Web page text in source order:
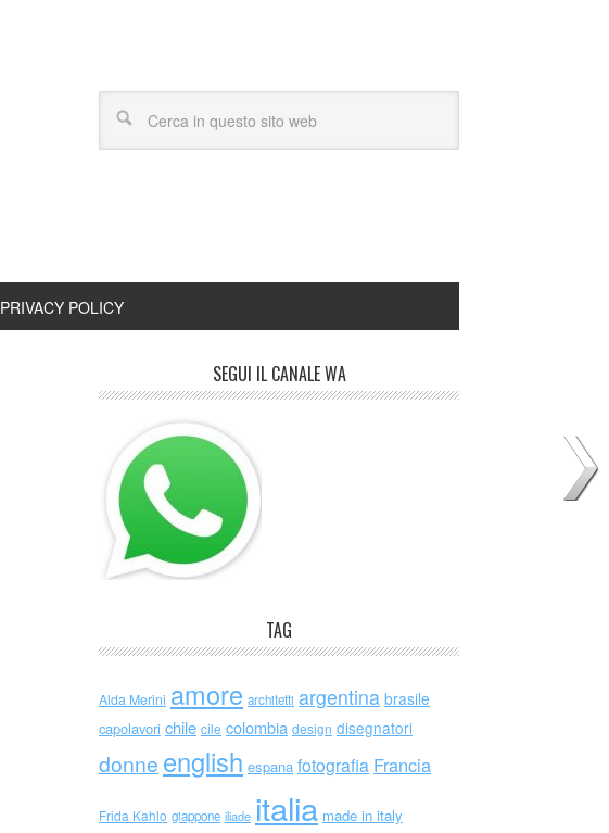
PRIVACY POLICY
SEGUI IL CANALE WA
TAG
Alda Merini amore architetti argentina brasile
capolavori chile cile colombia design disegnatori
donne english espana fotografia Francia
Frida Kahlo giappone iliade italia made in italy